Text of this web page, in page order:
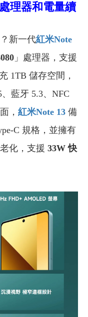
理器和電量續
新一代紅米Note
」處理器，支援
1TB 儲存空間，
藍牙 5.3、NFC
， 紅米Note 13 備
C 規格，並擁有
化，支援 33W 快